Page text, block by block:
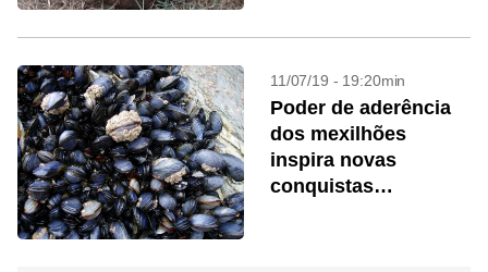
11/07/19 - 19:20min
Poder de aderência
dos mexilhões
inspira novas
conquistas